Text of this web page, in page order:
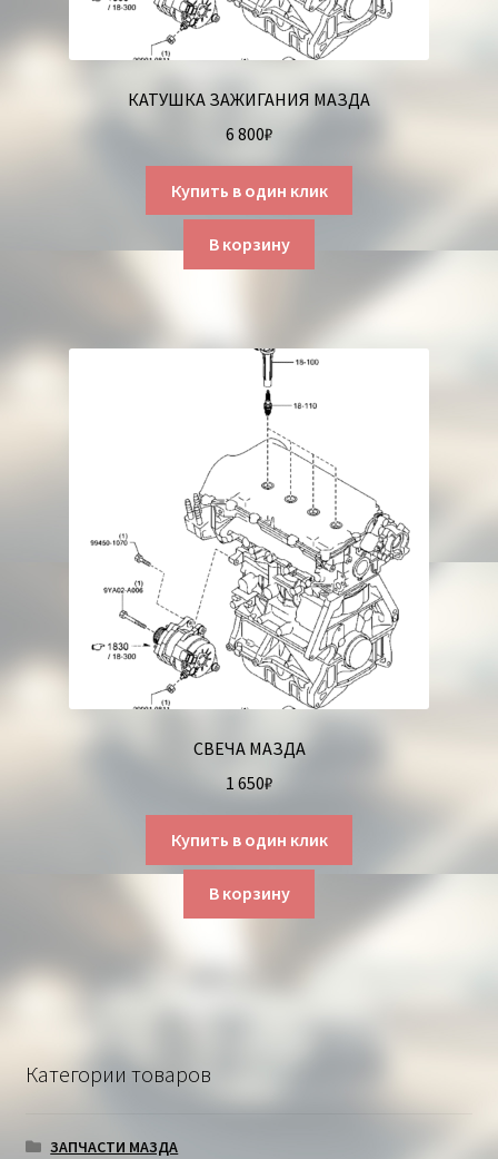
КАТУШКА ЗАЖИГАНИЯ МАЗДА
6 800₽
Купить в один клик
В корзину
СВЕЧА МАЗДА
1 650₽
Купить в один клик
В корзину
Категории товаров
ЗАПЧАСТИ МАЗДА